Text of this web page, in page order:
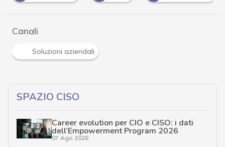
Canali
Soluzioni aziendali
SPAZIO CISO
Career evolution per CIO e CISO: i dati
dell’Empowerment Program 2026
07 Ago 2026